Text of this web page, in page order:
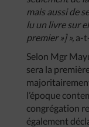
mais aussi de
lu un livre sur
premier »] », a-
Selon Mgr
sera la
l’époque
congrégation
également